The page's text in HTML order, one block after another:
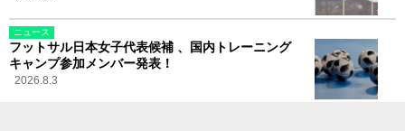
ニュース
フットサル日本女子代表候補 、国内トレーニング
キャンプ参加メンバー発表！
2026.8.3